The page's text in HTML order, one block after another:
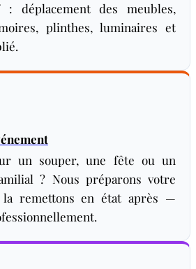
déplacement des meubles,
plinthes, luminaires et
un souper, une fête ou un
? Nous préparons votre
la remettons en état après —